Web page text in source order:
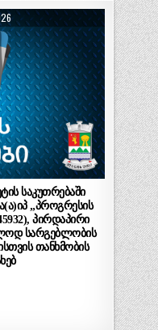
საკუთრებაში
„პროგრესის
პირდაპირი
სარგებლობის
თანხმობის